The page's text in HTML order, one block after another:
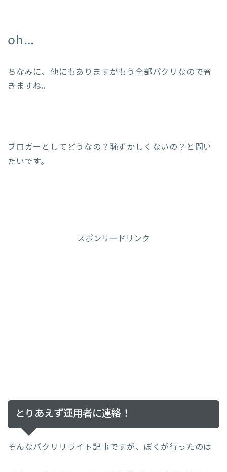
oh…
ちなみに、他にもありますがもう全部パクリなので省
きますね。
ブロガーとしてどうなの？恥ずかしくないの？と問い
たいです。
スポンサードリンク
とりあえず運用者に連絡！
そんなパクリリライト記事ですが、ぼくが行ったのは